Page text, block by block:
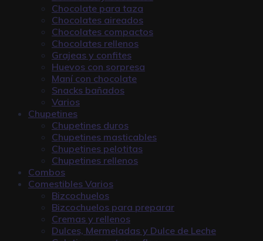
Chocolate para taza
Chocolates aireados
Chocolates compactos
Chocolates rellenos
Grajeas y confites
Huevos con sorpresa
Maní con chocolate
Snacks bañados
Varios
Chupetines
Chupetines duros
Chupetines masticables
Chupetines pelotitas
Chupetines rellenos
Combos
Comestibles Varios
Bizcochuelos
Bizcochuelos para preparar
Cremas y rellenos
Dulces, Mermeladas y Dulce de Leche